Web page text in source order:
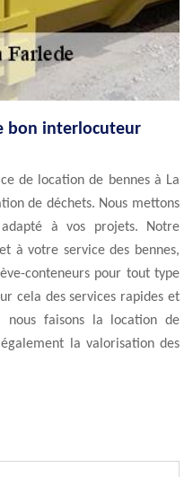
bon interlocuteur
de location de bennes à La
de déchets. Nous mettons
à vos projets. Notre
à votre service des bennes,
conteneurs pour tout type
cela des services rapides et
nous faisons la location de
la valorisation des